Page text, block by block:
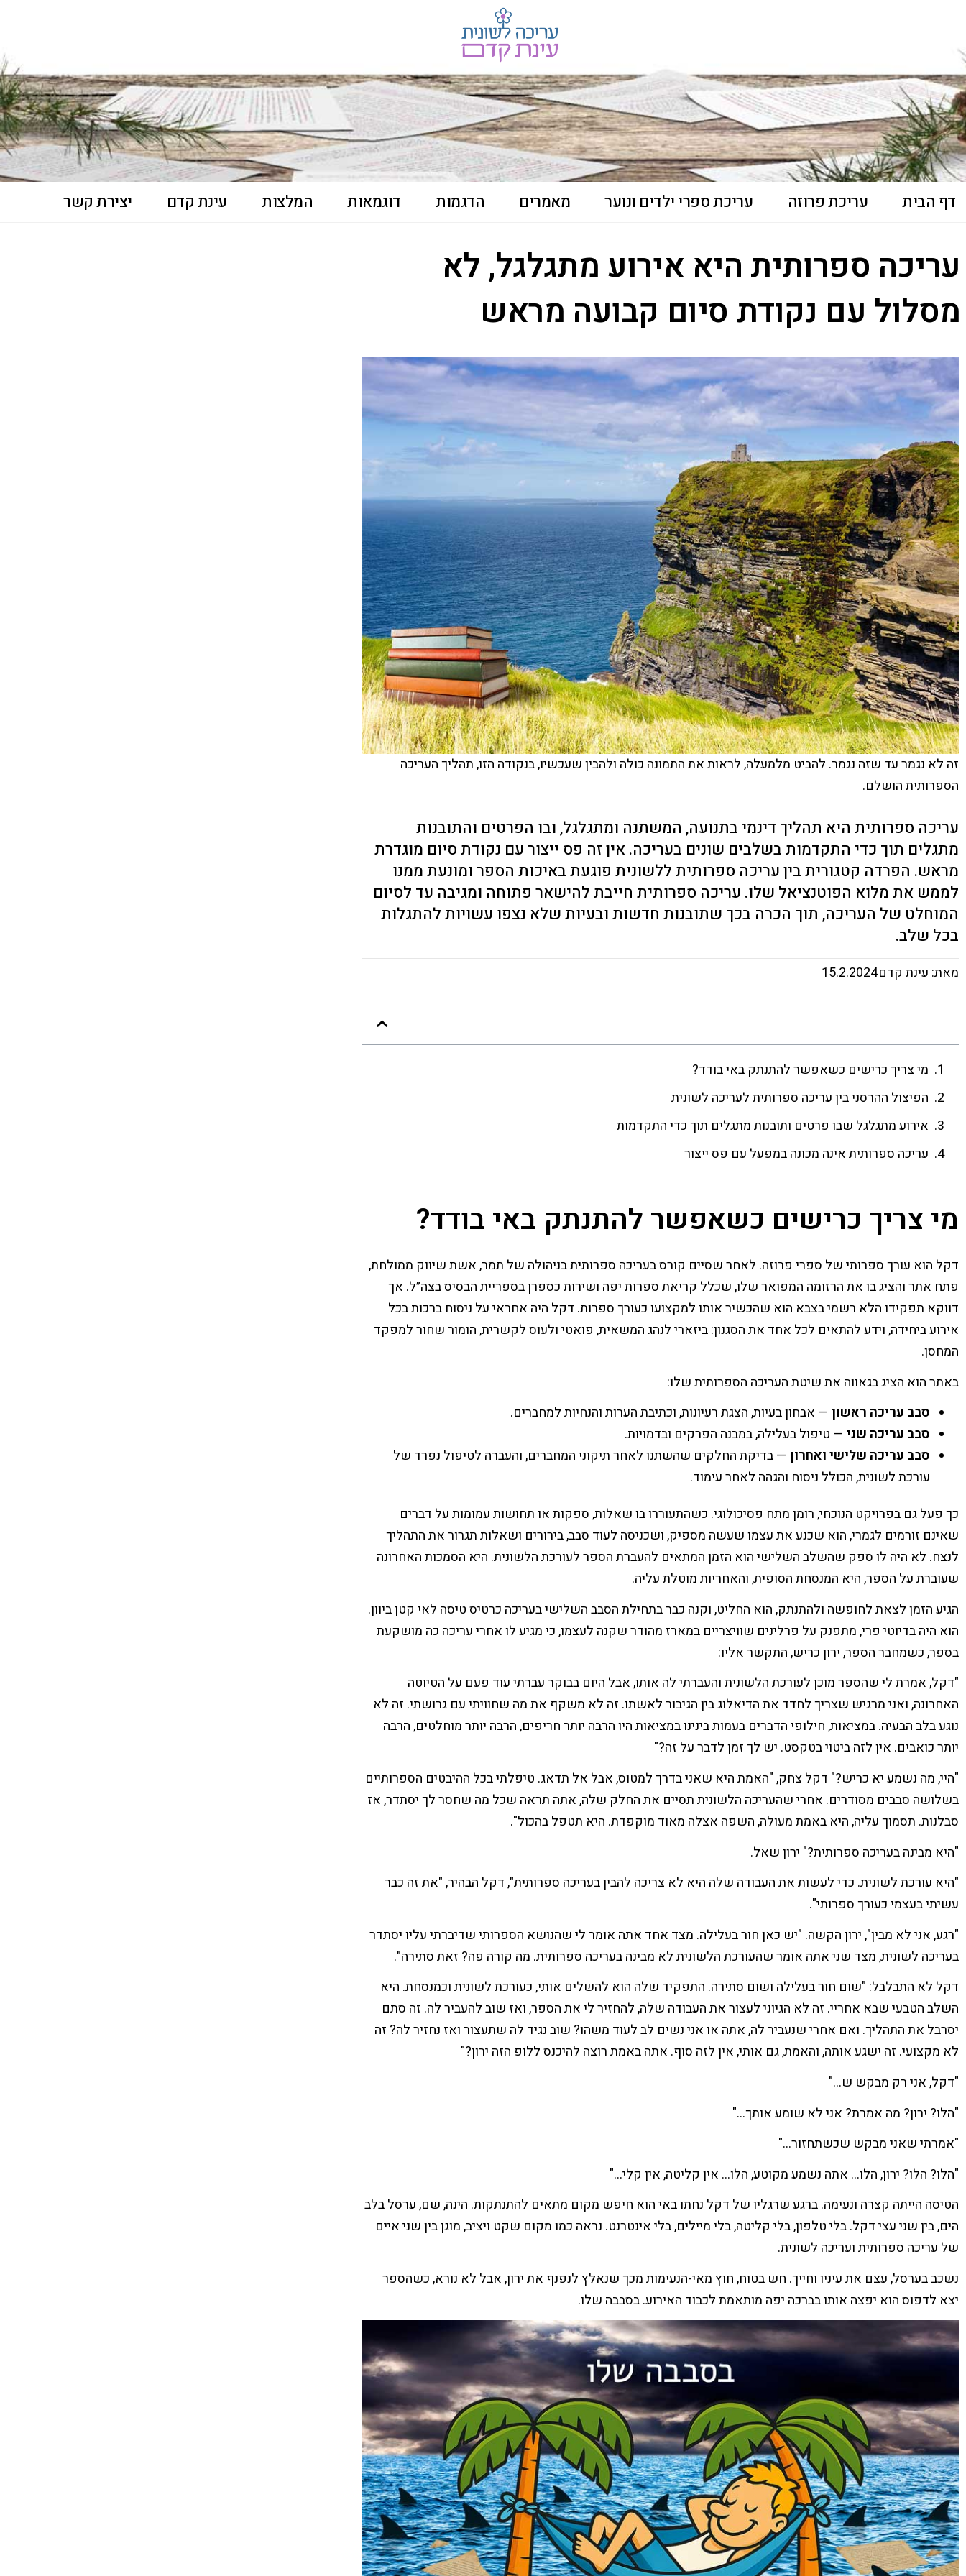
דף הבית עריכת פרוזה עריכת ספרי ילדים ונוער מאמרים הדגמות דוגמאות המלצות עינת קדם יצירת קשר
עריכה ספרותית היא אירוע מתגלגל, לא
מסלול עם נקודת סיום קבועה מראש
זה לא נגמר עד שזה נגמר. להביט מלמעלה, לראות את התמונה כולה ולהבין שעכשיו, בנקודה הזו, תהליך העריכה
הספרותית הושלם.
עריכה ספרותית היא תהליך דינמי בתנועה, המשתנה ומתגלגל, ובו הפרטים והתובנות
מתגלים תוך כדי התקדמות בשלבים שונים בעריכה. אין זה פס ייצור עם נקודת סיום מוגדרת
מראש. הפרדה קטגורית בין עריכה ספרותית ללשונית פוגעת באיכות הספר ומונעת ממנו
לממש את מלוא הפוטנציאל שלו. עריכה ספרותית חייבת להישאר פתוחה ומגיבה עד לסיום
המוחלט של העריכה, תוך הכרה בכך שתובנות חדשות ובעיות שלא נצפו עשויות להתגלות
בכל שלב.
מאת: עינת קדם15.2.2024
מי צריך כרישים כשאפשר להתנתק באי בודד?
הפיצול ההרסני בין עריכה ספרותית לעריכה לשונית
אירוע מתגלגל שבו פרטים ותובנות מתגלים תוך כדי התקדמות
עריכה ספרותית אינה מכונה במפעל עם פס ייצור
מי צריך כרישים כשאפשר להתנתק באי בודד?
דקל הוא עורך ספרותי של ספרי פרוזה. לאחר שסיים קורס בעריכה ספרותית בניהולה של תמר, אשת שיווק ממולחת,
פתח אתר והציג בו את הרזומה המפואר שלו, שכלל קריאת ספרות יפה ושירות כספרן בספריית הבסיס בצה״ל. אך
דווקא תפקידו הלא רשמי בצבא הוא שהכשיר אותו למקצועו כעורך ספרות. דקל היה אחראי על ניסוח ברכות בכל
אירוע ביחידה, וידע להתאים לכל אחד את הסגנון: ביזארי לנהג המשאית, פואטי ולעוס לקשרית, הומור שחור למפקד
המחסן.
באתר הוא הציג בגאווה את שיטת העריכה הספרותית שלו:
סבב עריכה ראשון — אבחון בעיות, הצגת רעיונות, וכתיבת הערות והנחיות למחברים.
סבב עריכה שני — טיפול בעלילה, במבנה הפרקים ובדמויות.
סבב עריכה שלישי ואחרון — בדיקת החלקים שהשתנו לאחר תיקוני המחברים, והעברה לטיפול נפרד של
עורכת לשונית, הכולל ניסוח והגהה לאחר עימוד.
כך פעל גם בפרויקט הנוכחי, רומן מתח פסיכולוגי. כשהתעוררו בו שאלות, ספקות או תחושות עמומות על דברים
שאינם זורמים לגמרי, הוא שכנע את עצמו שעשה מספיק, ושכניסה לעוד סבב, בירורים ושאלות תגרור את התהליך
לנצח. לא היה לו ספק שהשלב השלישי הוא הזמן המתאים להעברת הספר לעורכת הלשונית. היא הסמכות האחרונה
שעוברת על הספר, היא המנסחת הסופית, והאחריות מוטלת עליה.
הגיע הזמן לצאת לחופשה ולהתנתק, הוא החליט, וקנה כבר בתחילת הסבב השלישי בעריכה כרטיס טיסה לאי קטן ביוון.
הוא היה בדיוטי פרי, מתפנק על פרלינים שוויצריים במארז מהודר שקנה לעצמו, כי מגיע לו אחרי עריכה כה מושקעת
בספר, כשמחבר הספר, ירון כריש, התקשר אליו:
"דקל, אמרת לי שהספר מוכן לעורכת הלשונית והעברתי לה אותו, אבל היום בבוקר עברתי עוד פעם על הטיוטה
האחרונה, ואני מרגיש שצריך לחדד את הדיאלוג בין הגיבור לאשתו. זה לא משקף את מה שחוויתי עם גרושתי. זה לא
נוגע בלב הבעיה. במציאות, חילופי הדברים בעמות בינינו במציאות היו הרבה יותר חריפים, הרבה יותר מוחלטים, הרבה
יותר כואבים. אין לזה ביטוי בטקסט. יש לך זמן לדבר על זה?"
"היי, מה נשמע יא כריש?" דקל צחק, "האמת היא שאני בדרך למטוס, אבל אל תדאג. טיפלתי בכל ההיבטים הספרותיים
בשלושה סבבים מסודרים. אחרי שהעריכה הלשונית תסיים את החלק שלה, אתה תראה שכל מה שחסר לך יסתדר, אז
סבלנות. תסמוך עליה, היא באמת מעולה, השפה אצלה מאוד מוקפדת. היא תטפל בהכול".
"היא מבינה בעריכה ספרותית?" ירון שאל.
"היא עורכת לשונית. כדי לעשות את העבודה שלה היא לא צריכה להבין בעריכה ספרותית", דקל הבהיר, "את זה כבר
עשיתי בעצמי כעורך ספרותי".
"רגע, אני לא מבין", ירון הקשה. "יש כאן חור בעלילה. מצד אחד אתה אומר לי שהנושא הספרותי שדיברתי עליו יסתדר
בעריכה לשונית, מצד שני אתה אומר שהעורכת הלשונית לא מבינה בעריכה ספרותית. מה קורה פה? זאת סתירה".
דקל לא התבלבל: "שום חור בעלילה ושום סתירה. התפקיד שלה הוא להשלים אותי, כעורכת לשונית וכמנסחת. היא
השלב הטבעי שבא אחריי. זה לא הגיוני לעצור את העבודה שלה, להחזיר לי את הספר, ואז שוב להעביר לה. זה סתם
יסרבל את התהליך. ואם אחרי שנעביר לה, אתה או אני נשים לב לעוד משהו? שוב נגיד לה שתעצור ואז נחזיר לה? זה
לא מקצועי. זה ישגע אותה, והאמת, גם אותי, אין לזה סוף. אתה באמת רוצה להיכנס ללופ הזה ירון?"
"דקל, אני רק מבקש ש…"
"הלו? ירון? מה אמרת? אני לא שומע אותך…"
"אמרתי שאני מבקש שכשתחזור…"
"הלו? הלו? ירון, הלו… אתה נשמע מקוטע, הלו… אין קליטה, אין קלי…"
הטיסה הייתה קצרה ונעימה. ברגע שרגליו של דקל נחתו באי הוא חיפש מקום מתאים להתנתקות. הינה, שם, ערסל בלב
הים, בין שני עצי דקל. בלי טלפון, בלי קליטה, בלי מיילים, בלי אינטרנט. נראה כמו מקום שקט ויציב, מוגן בין שני איים
של עריכה ספרותית ועריכה לשונית.
נשכב בערסל, עצם את עיניו וחייך. חש בטוח, חוץ מאי-הנעימות מכך שנאלץ לנפנף את ירון, אבל לא נורא, כשהספר
יצא לדפוס הוא יפצה אותו בברכה יפה מותאמת לכבוד האירוע. בסבבה שלו.